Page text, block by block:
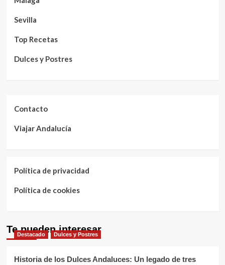
Sevilla
Top Recetas
Dulces y Postres
Contacto
Viajar Andalucía
Política de privacidad
Política de cookies
Te pueden interesar
Destacado Dulces y Postres
Historia de los Dulces Andaluces: Un legado de tres